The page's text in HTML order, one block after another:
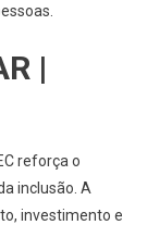
|
reforça o
inclusão. A
investimento e